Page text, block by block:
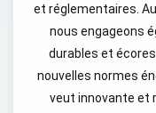
et réglementaires.
nous engageons
durables et
nouvelles normes
veut innovante et